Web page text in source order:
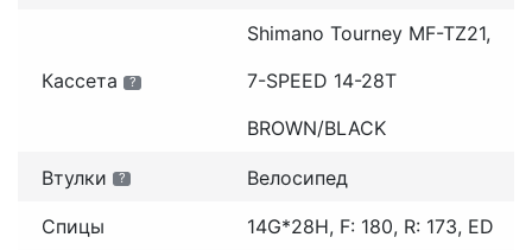
Кассета ?
Shimano Tourney MF-TZ21,
7-SPEED 14-28T
BROWN/BLACK
Втулки ? Велосипед
Спицы 14G*28H, F: 180, R: 173, ED